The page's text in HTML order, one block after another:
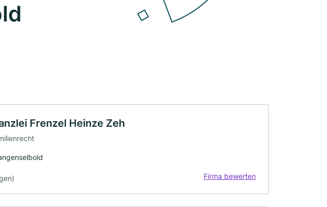
Frenzel Heinze Zeh
Firma bewerten